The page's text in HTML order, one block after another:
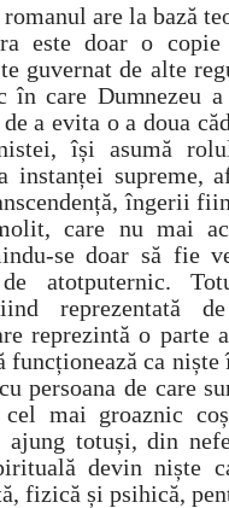
romanul are la bază
este doar o
guvernat de alte
în care Dumnezeu
a evita o a doua
își asumă
instanței supreme,
îngerii
care nu mai
se doar să fie
atotputernic.
reprezentată
reprezintă o parte
funcționează ca
persoana de care
cel mai groaznic
ajung totuși, din
devin niște
fizică și psihică,